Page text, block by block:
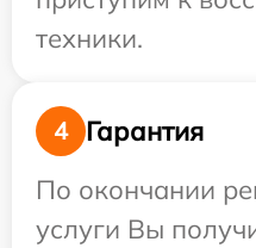
техники.
4
Гарантия
По окончании
услуги Вы